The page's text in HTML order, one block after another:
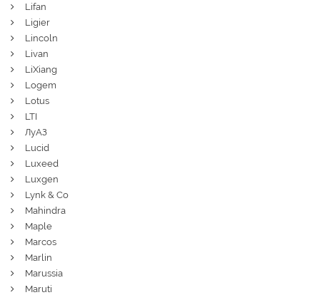
Lifan
Ligier
Lincoln
Livan
LiXiang
Logem
Lotus
LTI
ЛуАЗ
Lucid
Luxeed
Luxgen
Lynk & Co
Mahindra
Maple
Marcos
Marlin
Marussia
Maruti